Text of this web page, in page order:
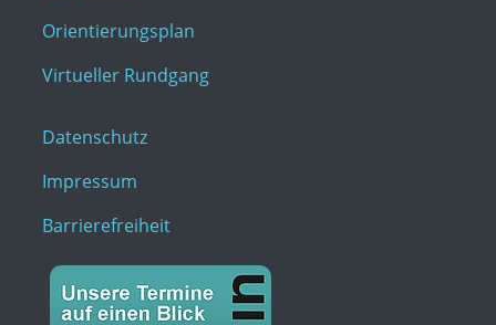
Orientierungsplan
Virtueller Rundgang
Datenschutz
Impressum
Barrierefreiheit